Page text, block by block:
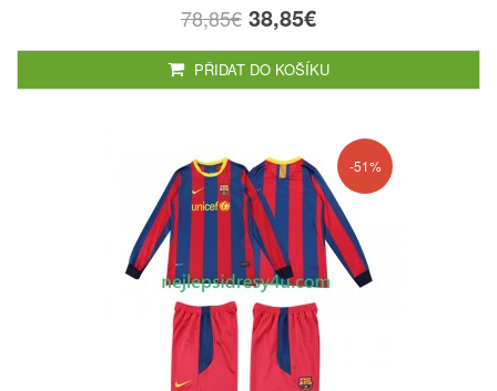
78,85€ 38,85€
PŘIDAT DO KOŠÍKU
-51%